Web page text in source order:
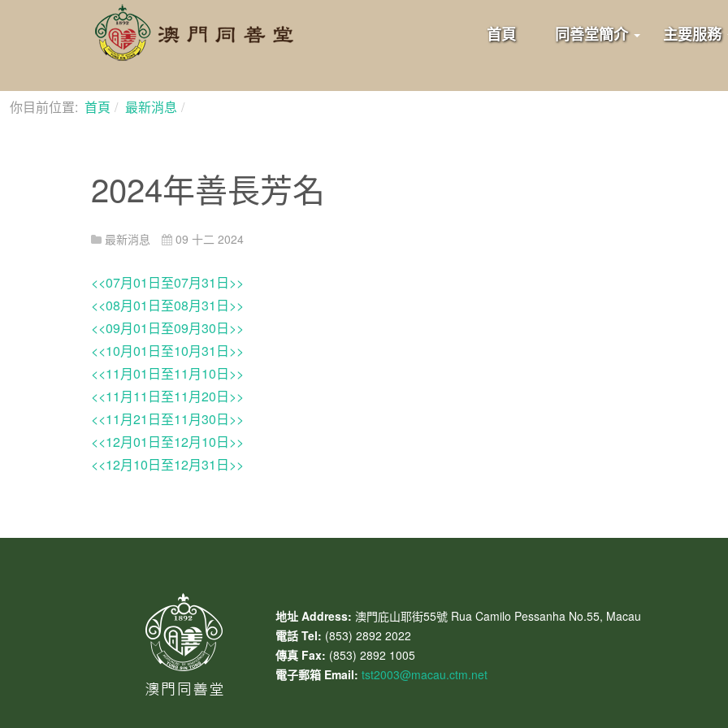
首頁 同善堂簡介 主要服務
你目前位置: 首頁 最新消息
2024年善長芳名
最新消息 09 十二 2024
<<07月01日至07月31日>>
<<08月01日至08月31日>>
<<09月01日至09月30日>>
<<10月01日至10月31日>>
<<11月01日至11月10日>>
<<11月11日至11月20日>>
<<11月21日至11月30日>>
<<12月01日至12月10日>>
<<12月10日至12月31日>>
地址 Address: 澳門庇山耶街55號 Rua Camilo Pessanha No.55, Macau
電話 Tel: (853) 2892 2022
傳真 Fax: (853) 2892 1005
電子郵箱 Email: tst2003@macau.ctm.net